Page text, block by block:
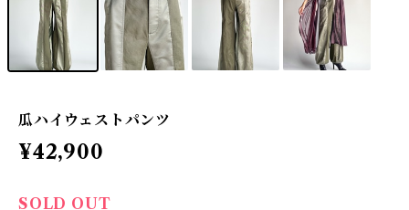
瓜ハイウェストパンツ
¥42,900
SOLD OUT